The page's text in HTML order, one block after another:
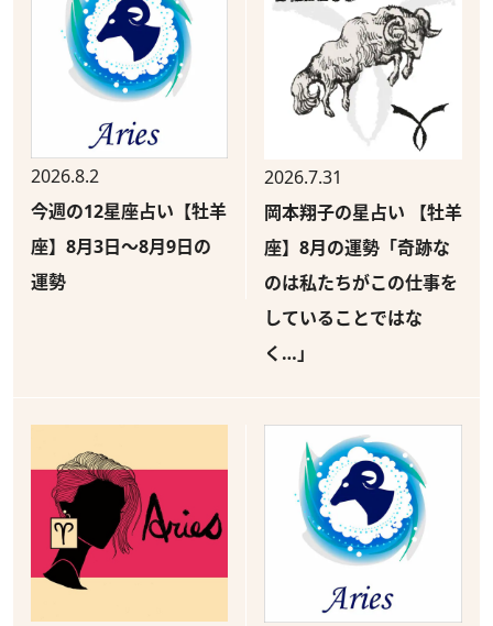
2026.8.2
今週の12星座占い【牡羊
座】8月3日～8月9日の
運勢
2026.7.31
岡本翔子の星占い 【牡羊
座】8月の運勢「奇跡な
のは私たちがこの仕事を
していることではな
く…」